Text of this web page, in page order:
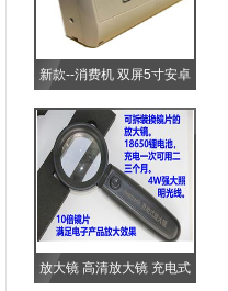
新款--消费机 双屏5寸安卓
放大镜 高清放大镜 充电式